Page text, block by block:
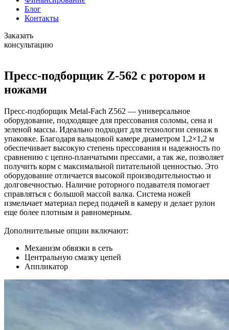
Блог
Контакты
Заказать
консультацию
Пресс-подборщик Z-562 с ротором и
ножами
Пресс-подборщик Metal-Fach Z562 — универсальное
оборудование, подходящее для прессования соломы, сена и
зеленой массы. Идеально подходит для технологии сеннаж в
упаковке. Благодаря вальцовой камере диаметром 1,2×1,2 м
обеспечивает высокую степень прессования и надежность по
сравнению с цепно-планчатыми прессами, а так же, позволяет
получить корм с максимальной питательной ценностью. Это
оборудование отличается высокой производительностью и
долговечностью. Наличие роторного подавателя помогает
справляться с большой массой валка. Система ножей
измельчает материал перед подачей в камеру и делает рулон
еще более плотным и равномерным.
Дополнительные опции включают:
Механизм обвязки в сеть
Центральную смазку цепей
Аппликатор